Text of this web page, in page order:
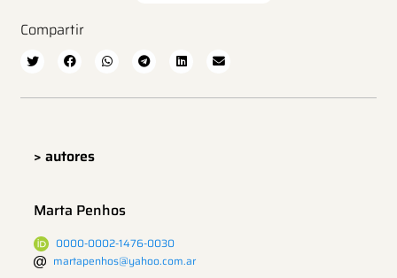
Compartir
> autores
Marta Penhos
0000-0002-1476-0030
martapenhos@yahoo.com.ar